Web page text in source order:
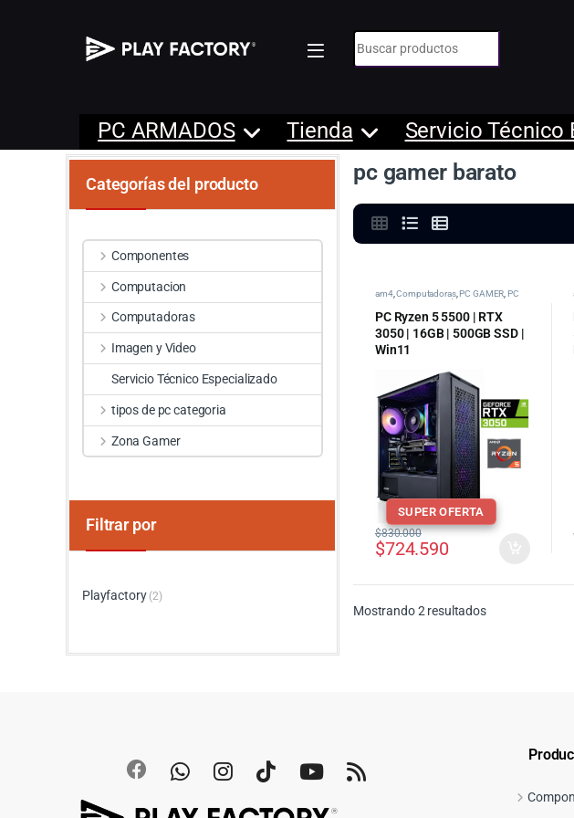
Búsqueda de:
PC ARMADOS Tienda Servicio Técnico
pc gamer barato
SUPER OFERTA
am4,Computadoras,PC GAMER, PC
PC Ryzen 5 5500 | RTX
3050 | 16GB | 500GB SSD |
Win11
$724.590
$830.000
Mostrando 2 resultadosOrdenado por
Categorías del producto
Componentes
Computacion
Computadoras
Imagen y Video
Servicio Técnico Especializado
tipos de pc categoria
Zona Gamer
Filtrar por
Playfactory (2)